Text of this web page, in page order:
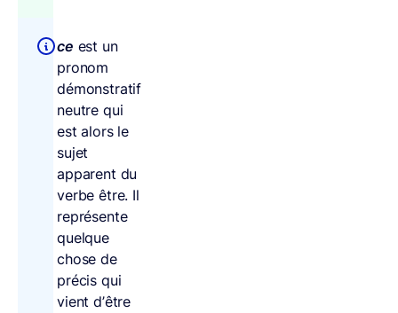
ce est un
pronom
démonstratif
neutre qui
est alors le
sujet
apparent du
verbe être. Il
représente
quelque
chose de
précis qui
vient d’être